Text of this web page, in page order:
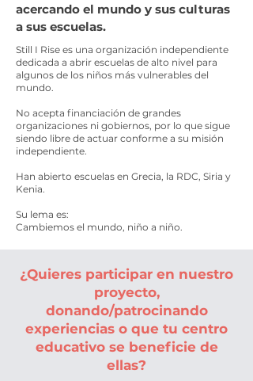
acercando el mundo y sus culturas
a sus escuelas.
Still I Rise es una organización independiente
dedicada a abrir escuelas de alto nivel para
algunos de los niños más vulnerables del
mundo.
No acepta financiación de grandes
organizaciones ni gobiernos, por lo que sigue
siendo libre de actuar conforme a su misión
independiente.
Han abierto escuelas en Grecia, la RDC, Siria y
Kenia.
Su lema es:
Cambiemos el mundo, niño a niño.
¿Quieres participar en nuestro
proyecto,
donando/patrocinando
experiencias o que tu centro
educativo se beneficie de
ellas?